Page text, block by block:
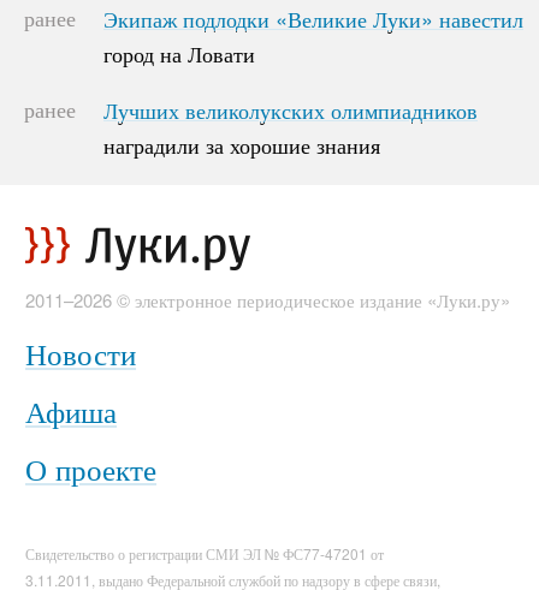
ранее
Экипаж подлодки «Великие Луки» навестил
город на Ловати
Экипаж подлодки «Великие Луки» навестил
город на Ловати
ранее
Лучших великолукских олимпиадников
наградили за хорошие знания
Лучших великолукских олимпиадников
наградили за хорошие знания
2011–2026 © электронное периодическое издание «Луки.ру»
Новости
Афиша
О проекте
Свидетельство о регистрации СМИ ЭЛ № ФС77-47201 от
3.11.2011, выдано Федеральной службой по надзору в сфере связи,